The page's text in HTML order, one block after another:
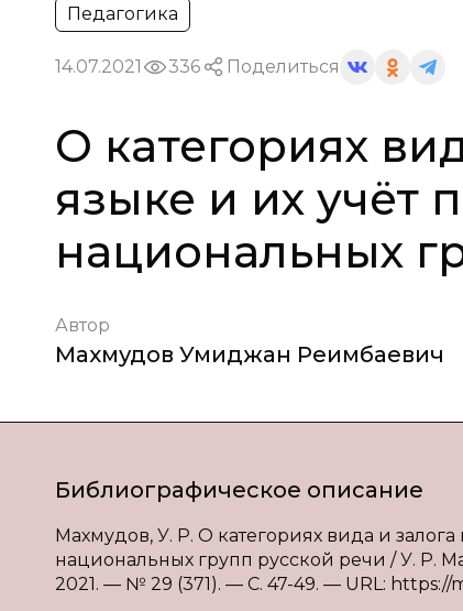
Педагогика
14.07.2021 336 Поделиться
О категориях
языке и их учёт
национальных
Автор
Махмудов Умиджан Реимбаевич
Библиографическое описание
Махмудов, У. Р. О категориях вида и
национальных групп русской речи / У. Р.
2021. — № 29 (371). — С. 47-49. — URL: https://